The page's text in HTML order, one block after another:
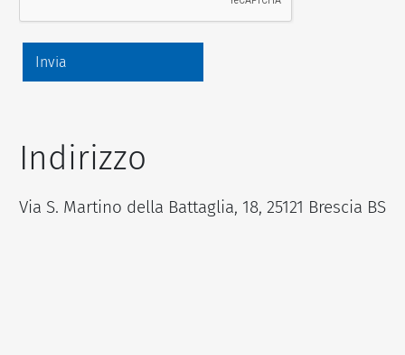
Indirizzo
Via S. Martino della Battaglia, 18, 25121 Brescia BS
Invia